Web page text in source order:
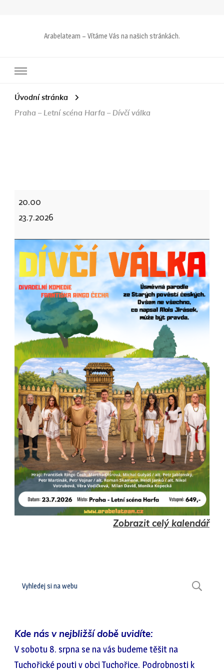
Arabelateam – Vítáme Vás na našich stránkách.
Úvodní stránka
Praha – Letní scéna Harfa – Dívčí válka
scéna
Harfa
Dívčí
válka
20.00
23.7.2026
Zobrazit celý kalendář
Kde nás v nejbližší době uvidíte:
V sobotu 8. srpna se na vás budeme těšit na
Tuchořické pouti v obci Tuchořice. Podrobnosti k